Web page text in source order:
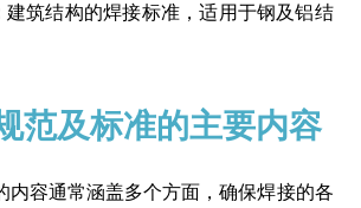
建筑结构的焊接标准，适用于钢及铝结
范及标准的主要内容
内容通常涵盖多个方面，确保焊接的各